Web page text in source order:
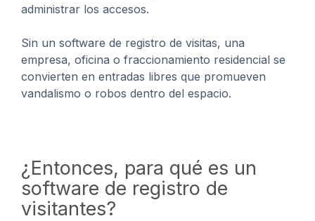
administrar los accesos.
Sin un software de registro de visitas, una
empresa, oficina o fraccionamiento residencial se
convierten en entradas libres que promueven
vandalismo o robos dentro del espacio.
¿Entonces, para qué es un
software de registro de
visitantes?